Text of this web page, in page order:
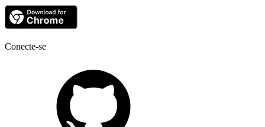
Conecte-se